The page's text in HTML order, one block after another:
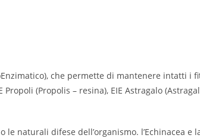
che permette di mantenere intatti i
(Propolis – resina), EIE Astragalo
le naturali difese dell’organismo. l’Echinacea